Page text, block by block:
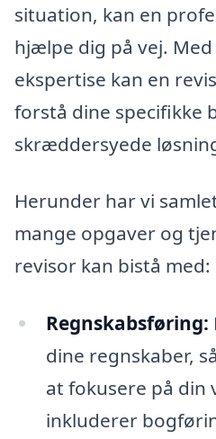
situation, kan en
hjælpe dig på vej.
ekspertise kan en
forstå dine specifikke
skræddersyede
Herunder har vi
mange opgaver og
revisor kan bistå med:
Regnskabsføring:
dine regnskaber,
at fokusere på din
inkluderer